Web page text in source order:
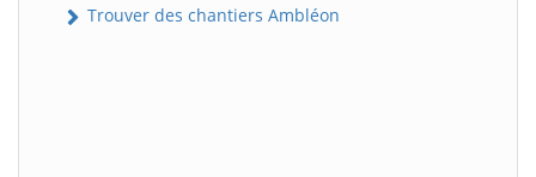
Trouver des chantiers Ambléon